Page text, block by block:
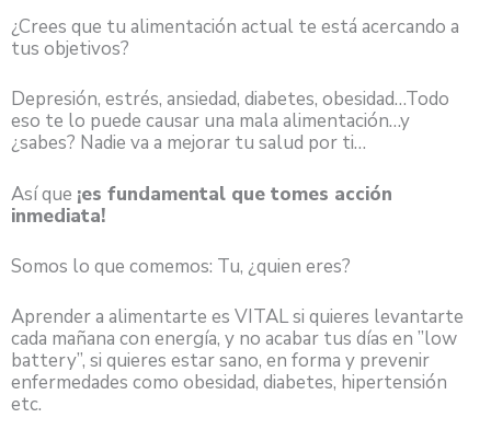
¿Crees que tu alimentación actual te está acercando a
tus objetivos?
Depresión, estrés, ansiedad, diabetes, obesidad…Todo
eso te lo puede causar una mala alimentación…y
¿sabes? Nadie va a mejorar tu salud por ti…
Así que ¡es fundamental que tomes acción
inmediata!
Somos lo que comemos: Tu, ¿quien eres?
Aprender a alimentarte es VITAL si quieres levantarte
cada mañana con energía, y no acabar tus días en ”low
battery”, si quieres estar sano, en forma y prevenir
enfermedades como obesidad, diabetes, hipertensión
etc.